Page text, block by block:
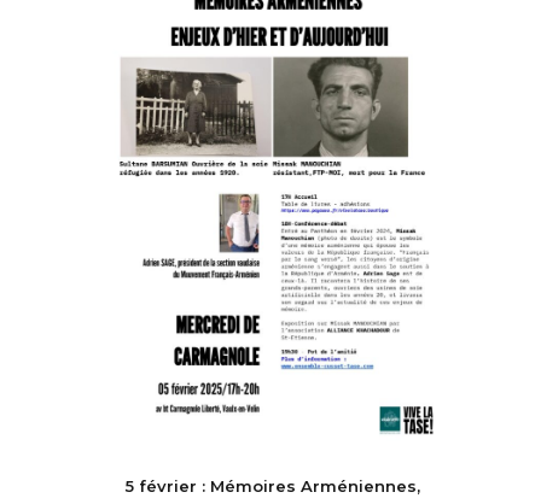
5 février : Mémoires Arméniennes,